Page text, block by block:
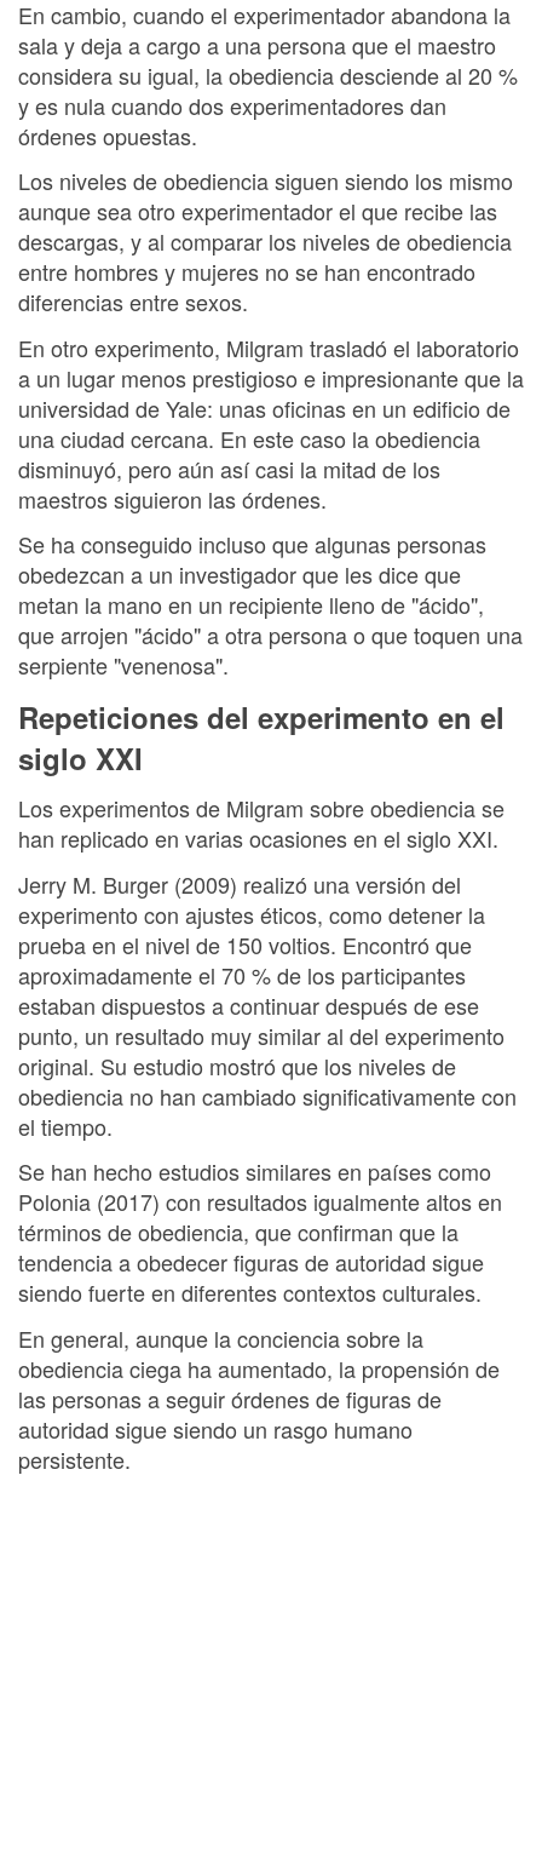
En cambio, cuando el experimentador abandona la
sala y deja a cargo a una persona que el maestro
considera su igual, la obediencia desciende al 20 %
y es nula cuando dos experimentadores dan
órdenes opuestas.
Los niveles de obediencia siguen siendo los mismo
aunque sea otro experimentador el que recibe las
descargas, y al comparar los niveles de obediencia
entre hombres y mujeres no se han encontrado
diferencias entre sexos.
En otro experimento, Milgram trasladó el laboratorio
a un lugar menos prestigioso e impresionante que la
universidad de Yale: unas oficinas en un edificio de
una ciudad cercana. En este caso la obediencia
disminuyó, pero aún así casi la mitad de los
maestros siguieron las órdenes.
Se ha conseguido incluso que algunas personas
obedezcan a un investigador que les dice que
metan la mano en un recipiente lleno de "ácido",
que arrojen "ácido" a otra persona o que toquen una
serpiente "venenosa".
Repeticiones del experimento en el
siglo XXI
Los experimentos de Milgram sobre obediencia se
han replicado en varias ocasiones en el siglo XXI.
Jerry M. Burger (2009) realizó una versión del
experimento con ajustes éticos, como detener la
prueba en el nivel de 150 voltios. Encontró que
aproximadamente el 70 % de los participantes
estaban dispuestos a continuar después de ese
punto, un resultado muy similar al del experimento
original. Su estudio mostró que los niveles de
obediencia no han cambiado significativamente con
el tiempo.
Se han hecho estudios similares en países como
Polonia (2017) con resultados igualmente altos en
términos de obediencia, que confirman que la
tendencia a obedecer figuras de autoridad sigue
siendo fuerte en diferentes contextos culturales.
En general, aunque la conciencia sobre la
obediencia ciega ha aumentado, la propensión de
las personas a seguir órdenes de figuras de
autoridad sigue siendo un rasgo humano
persistente.